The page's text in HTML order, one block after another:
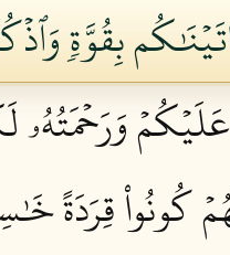
بِقُوَّةٖ
وَرَحۡمَتُهُۥ
قِرَدَةً